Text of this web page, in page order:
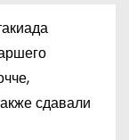
сдавали